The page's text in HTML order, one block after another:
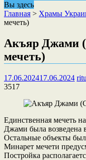
Вы здесь
Главная > Храмы
мечеть)
Акъяр Джами
мечеть)
17.06.202417.06.2024
3517
Единственная мечеть
Джами была возведена
Остальные объекты
Минарет мечети
Постройка